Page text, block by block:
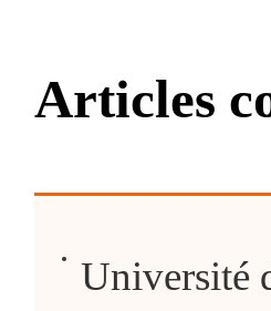
Articles
Université